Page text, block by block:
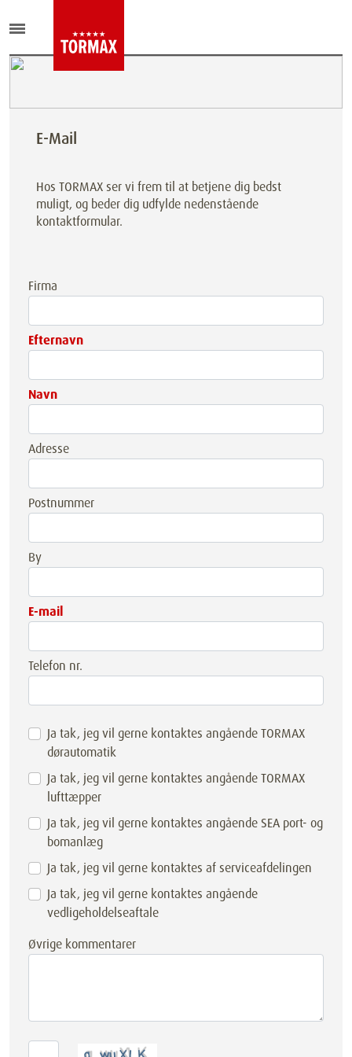
E-Mail
Hos TORMAX ser vi frem til at betjene dig bedst
muligt, og beder dig udfylde nedenstående
kontaktformular.
Firma
Efternavn
Navn
Adresse
Postnummer
By
E-mail
Telefon nr.
Ja tak, jeg vil gerne kontaktes angående TORMAX
dørautomatik
Ja tak, jeg vil gerne kontaktes angående TORMAX
lufttæpper
Ja tak, jeg vil gerne kontaktes angående SEA port- og
bomanlæg
Ja tak, jeg vil gerne kontaktes af serviceafdelingen
Ja tak, jeg vil gerne kontaktes angående
vedligeholdelseaftale
Øvrige kommentarer